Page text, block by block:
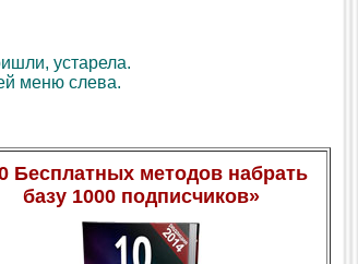
устарела.
меню слева.
Бесплатных методов набрать
базу 1000 подписчиков»